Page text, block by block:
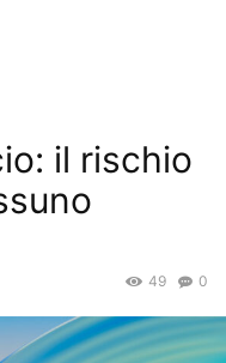
il rischio
0
49